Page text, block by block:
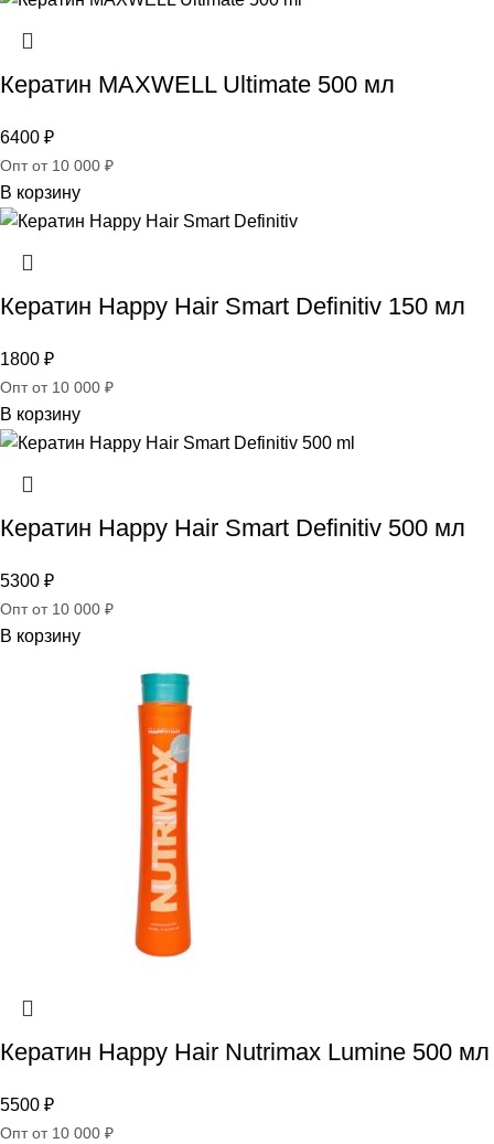
Кератин MAXWELL Ultimate 500 мл
6400 ₽
Опт от 10 000 ₽
В корзину
Кератин Happy Hair Smart Definitiv 150 мл
1800 ₽
Опт от 10 000 ₽
В корзину
Кератин Happy Hair Smart Definitiv 500 мл
5300 ₽
Опт от 10 000 ₽
В корзину
Кератин Happy Hair Nutrimax Lumine 500 мл
5500 ₽
Опт от 10 000 ₽